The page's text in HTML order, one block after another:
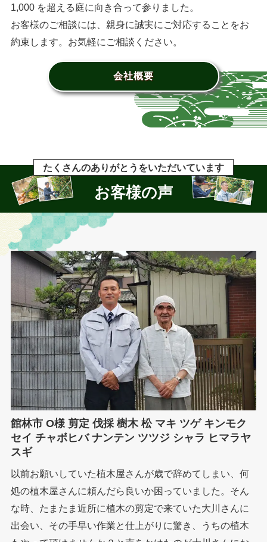
1,000 を超える庭に向き合って参りました。
お客様のご相談には、親身に誠実にご対応することをお
約束します。お気軽にご相談ください。
会社概要
たくさんのありがとうをいただいています
お客様の声
館林市 O様 剪定 伐採 樹木 松 マキ ツゲ キンモク
セイ チャボヒバ ナンテン ツツジ シャラ ヒマラヤ
スギ
以前お願いしていた植木屋さんが歳で辞めてしまい、何
処の植木屋さんに頼んだら良いか困っていました。そん
な時、たまたま近所に植木の剪定で来ていた大川さんに
出会い、その手早い作業と仕上がりに驚き、うちの植木